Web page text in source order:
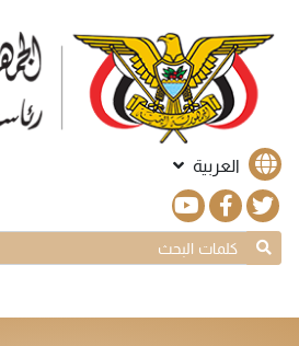
العربية